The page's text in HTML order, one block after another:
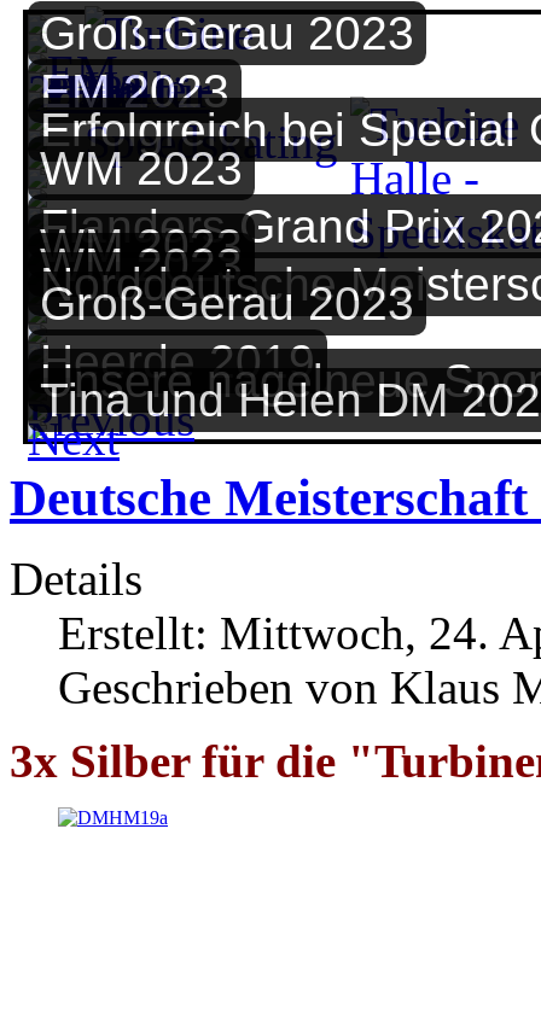
Groß-Gerau 2023
EM 2023
Erfolgreich bei Special
WM 2023
Flanders Grand Prix
WM 2023
WM 2023
Norddeutsche
Groß-Gerau 2023
Heerde 2019
Unsere nagelneue
Tina und Helen DM
Deutsche
Details
Erstellt: Mittwoch, 24.
Geschrieben von Klaus
3x Silber für die